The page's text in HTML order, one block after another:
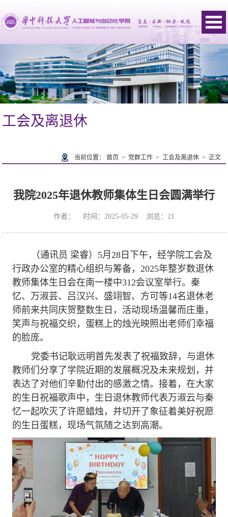
工会及离退休
当前位置： 首页> 党群工作> 工会及离退休> 正文
我院2025年退休教师集体生日会圆满举行
作者： 时间：2025-05-29 浏览： 21
（通讯员 梁睿）5月28日下午，经学院工会及
行政办公室的精心组织与筹备，2025年整岁数退休
教师集体生日会在南一楼中312会议室举行。秦
忆、万淑芸、吕汉兴、盛翊智、方可等14名退休老
师前来共同庆贺整数生日，活动现场温馨而庄重，
笑声与祝福交织，蛋糕上的烛光映照出老师们幸福
的脸庞。
党委书记耿远明首先发表了祝福致辞，与退休
教师们分享了学院近期的发展概况及未来规划，并
表达了对他们辛勤付出的感激之情。接着，在大家
的生日祝福歌声中，生日退休教师代表万淑云与秦
忆一起吹灭了许愿蜡烛，并切开了象征着美好祝愿
的生日蛋糕，现场气氛随之达到高潮。